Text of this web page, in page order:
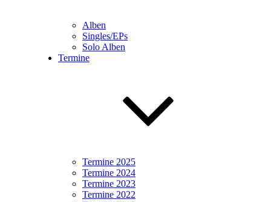
Alben
Singles/EPs
Solo Alben
Termine
Termine 2025
Termine 2024
Termine 2023
Termine 2022